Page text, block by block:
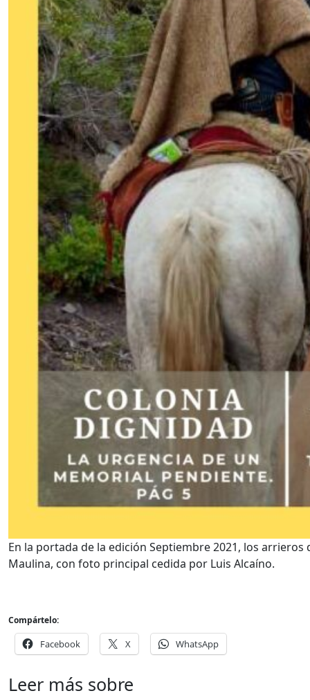
En la portada de la edición Septiembre 2021, los
Maulina, con foto principal cedida por Luis Alcaíno.
Compártelo:
Facebook X WhatsApp
Leer más sobre